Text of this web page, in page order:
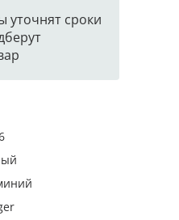
сроки